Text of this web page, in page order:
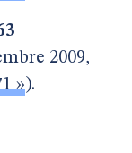
2009,
»).